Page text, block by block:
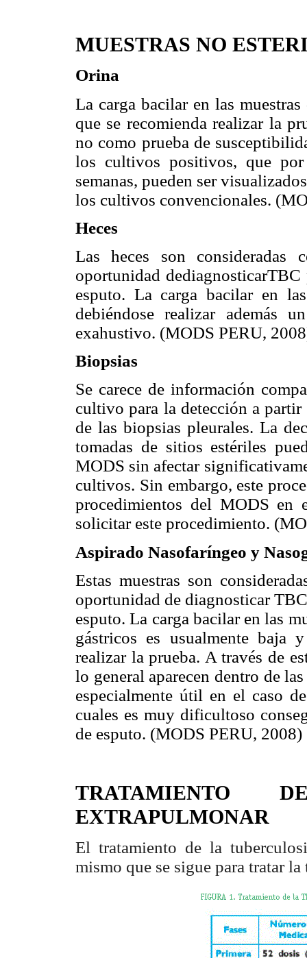
MUESTRAS NO
Orina
La carga bacilar en las
que se recomienda realizar la
no como prueba de
los cultivos positivos, que
semanas, pueden ser
los cultivos convencionales.
Heces
Las heces son consideradas
oportunidad
esputo. La carga bacilar en
debiéndose realizar además
exahustivo. (MODS PERU,
Biopsias
Se carece de información
cultivo para la detección a
de las biopsias pleurales. La
tomadas de sitios estériles
MODS sin afectar
cultivos. Sin embargo, este
procedimientos del MODS en
solicitar este procedimiento.
Aspirado Nasofaríngeo y
Estas muestras son
oportunidad de diagnosticar
esputo. La carga bacilar en las
gástricos es usualmente baja
realizar la prueba. A través de
lo general aparecen dentro de
especialmente útil en el caso
cuales es muy dificultoso
de esputo. (MODS PERU, 2008)
TRATAMIENTO
EXTRAPULMONAR
El tratamiento de la
mismo que se sigue para tratar